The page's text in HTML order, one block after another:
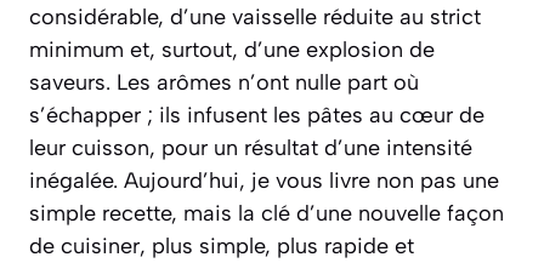
considérable, d’une vaisselle réduite au strict
minimum et, surtout, d’une explosion de
saveurs. Les arômes n’ont nulle part où
s’échapper ; ils infusent les pâtes au cœur de
leur cuisson, pour un résultat d’une intensité
inégalée. Aujourd’hui, je vous livre non pas une
simple recette, mais la clé d’une nouvelle façon
de cuisiner, plus simple, plus rapide et